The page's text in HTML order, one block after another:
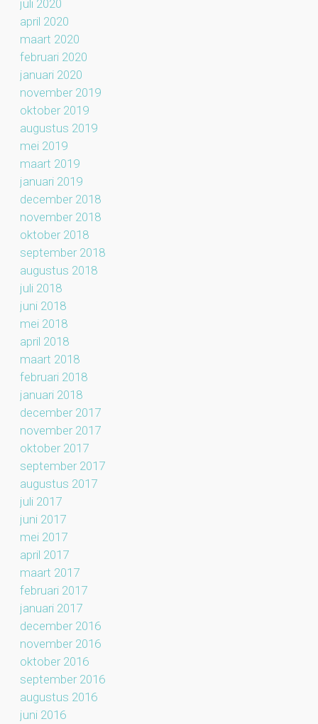
juli 2020
april 2020
maart 2020
februari 2020
januari 2020
november 2019
oktober 2019
augustus 2019
mei 2019
maart 2019
januari 2019
december 2018
november 2018
oktober 2018
september 2018
augustus 2018
juli 2018
juni 2018
mei 2018
april 2018
maart 2018
februari 2018
januari 2018
december 2017
november 2017
oktober 2017
september 2017
augustus 2017
juli 2017
juni 2017
mei 2017
april 2017
maart 2017
februari 2017
januari 2017
december 2016
november 2016
oktober 2016
september 2016
augustus 2016
juni 2016